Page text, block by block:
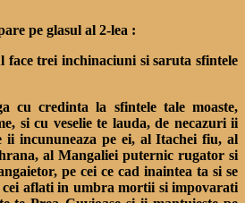
pe glasul al 2-lea :
face trei inchinaciuni si saruta sfintele
cu credinta la sfintele tale moaste,
si cu veselie te lauda, de necazuri ii
ii incununeaza pe ei, al Itachei fiu, al
al Mangaliei puternic rugator si
pe cei ce cad inaintea ta si se
cei aflati in umbra mortii si impovarati